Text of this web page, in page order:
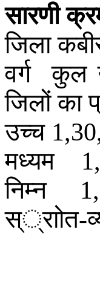
सारणी
जिला
वर्ग
कुल
जिलों का
उच्च
मध्यम
निम्न
स््राोत-